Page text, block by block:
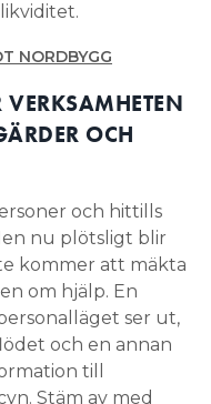
NORDBYGG
OCH
och hittills
nu plötsligt blir
kommer att mäkta
om hjälp. En
ser ut,
och en annan
till
Stäm av med